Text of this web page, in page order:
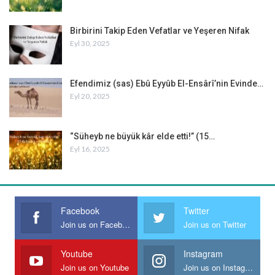
Kâ’b ibn-i Mâlik’in Hicranı
Kâ’b ibn-i Mâlik , Akabe’de İnsanlığın İftihar Tablosu’na bey’at
etmiş, Bedir dışındaki bütün gazalara katılmış; kılıcı kadar sözü,
sözü kadar da kılıcı keskin bir insandı. Şiirleriyle hasımların moral
dünyalarını alt-üst edebilecek kadar söz üstadıydı. Fakat, her
Birbirini Takip Eden Vefatlar ve Yeşeren Nifak
Eyl 30, 2025
Efendimiz (sas) Ebû Eyyûb El-Ensârî’nin Evinde…
Eyl 20, 2025
“Süheyb ne büyük kâr elde etti!” (15…
Eyl 16, 2025
Facebook
Join us on Facebook
Twitter
Join us on Twitter
Youtube
Join us on Youtube
Instagram
Join us on Instagram